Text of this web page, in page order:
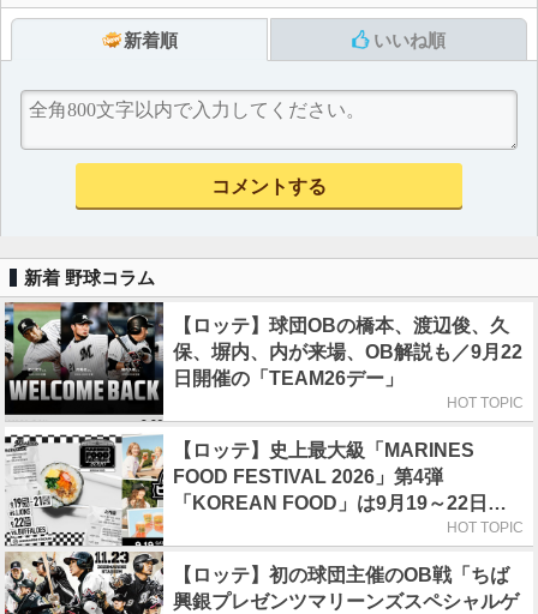
新着順 いいね順
新着 野球コラム
【ロッテ】球団OBの橋本、渡辺俊、久
保、塀内、内が来場、OB解説も／9月22
日開催の「TEAM26デー」
HOT TOPIC
【ロッテ】史上最大級「MARINES
FOOD FESTIVAL 2026」第4弾
「KOREAN FOOD」は9月19～22日／
HOT TOPIC
【ロッテ】初の球団主催のOB戦「ちば
興銀プレゼンツマリーンズスペシャルゲ